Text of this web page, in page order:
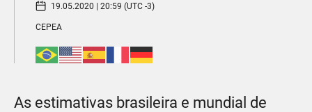
19.05.2020 | 20:59 (UTC -3)
CEPEA
As estimativas brasileira e mundial de